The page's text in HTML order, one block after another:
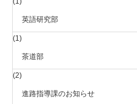
英語研究部
(1)
茶道部
(2)
進路指導課のお知らせ